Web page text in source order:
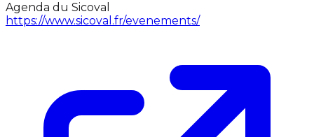
Agenda du Sicoval
https://www.sicoval.fr/evenements/